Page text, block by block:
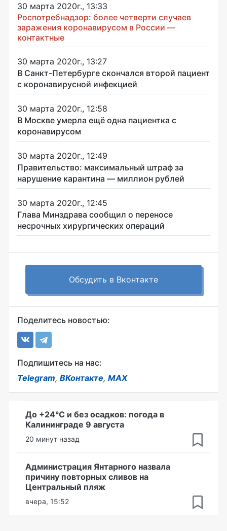
30 марта 2020г., 13:33
Роспотребнадзор: более четверти случаев
заражения коронавирусом в России —
контактные
30 марта 2020г., 13:27
В Санкт-Петербурге скончался второй пациент
с коронавирусной инфекцией
30 марта 2020г., 12:58
В Москве умерла ещё одна пациентка с
коронавирусом
30 марта 2020г., 12:49
Правительство: максимальный штраф за
нарушение карантина — миллион рублей
30 марта 2020г., 12:45
Глава Минздрава сообщил о переносе
несрочных хирургических операций
Обсудить в Вконтакте
Поделитесь новостью:
Подпишитесь на нас:
Telegram, ВКонтакте, MAX
До +24°С и без осадков: погода в
Калининграде 9 августа
20 минут назад
Администрация Янтарного назвала
причину повторных сливов на
Центральный пляж
вчера, 15:52